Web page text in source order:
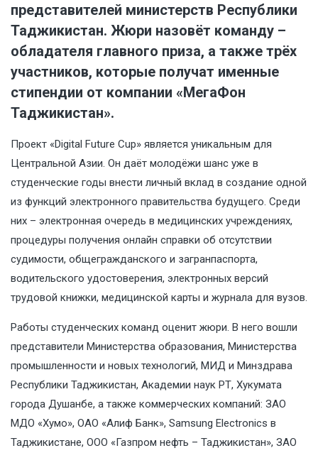
представителей министерств Республики
Таджикистан. Жюри назовёт команду –
обладателя главного приза, а также трёх
участников, которые получат именные
стипендии от компании «МегаФон
Таджикистан».
Проект «Digital Future Cup» является уникальным для
Центральной Азии. Он даёт молодёжи шанс уже в
студенческие годы внести личный вклад в создание одной
из функций электронного правительства будущего. Среди
них – электронная очередь в медицинских учреждениях,
процедуры получения онлайн справки об отсутствии
судимости, общегражданского и загранпаспорта,
водительского удостоверения, электронных версий
трудовой книжки, медицинской карты и журнала для вузов.
Работы студенческих команд оценит жюри. В него вошли
представители Министерства образования, Министерства
промышленности и новых технологий, МИД и Минздрава
Республики Таджикистан, Академии наук РТ, Хукумата
города Душанбе, а также коммерческих компаний: ЗАО
МДО «Хумо», ОАО «Алиф Банк», Samsung Electronics в
Таджикистане, ООО «Газпром нефть – Таджикистан», ЗАО